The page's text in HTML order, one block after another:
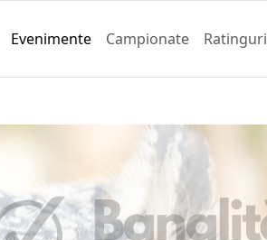
Evenimente Campionate Ratinguri